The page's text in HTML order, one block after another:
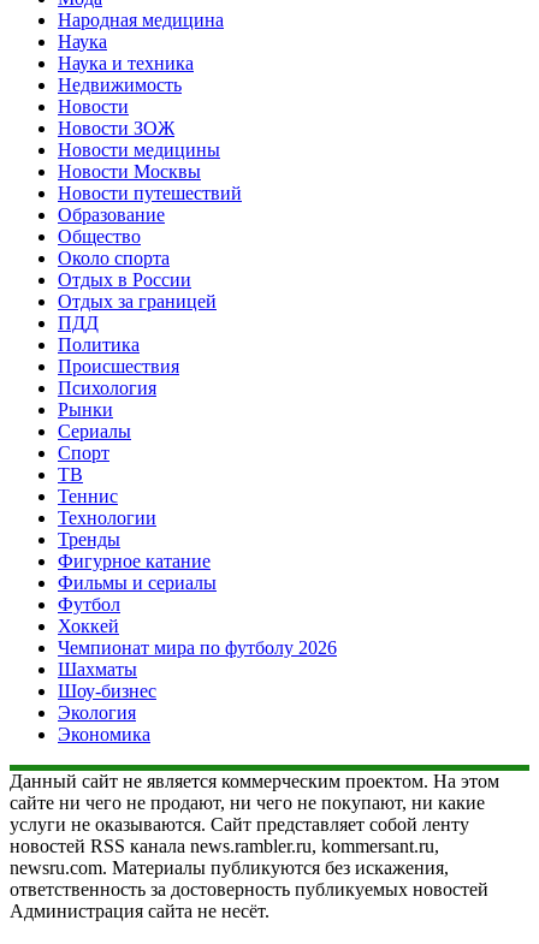
Народная медицина
Наука
Наука и техника
Недвижимость
Новости
Новости ЗОЖ
Новости медицины
Новости Москвы
Новости путешествий
Образование
Общество
Около спорта
Отдых в России
Отдых за границей
ПДД
Политика
Происшествия
Психология
Рынки
Сериалы
Спорт
ТВ
Теннис
Технологии
Тренды
Фигурное катание
Фильмы и сериалы
Футбол
Хоккей
Чемпионат мира по футболу 2026
Шахматы
Шоу-бизнес
Экология
Экономика
Данный сайт не является коммерческим проектом. На этом
сайте ни чего не продают, ни чего не покупают, ни какие
услуги не оказываются. Сайт представляет собой ленту
новостей RSS канала news.rambler.ru, kommersant.ru,
newsru.com. Материалы публикуются без искажения,
ответственность за достоверность публикуемых новостей
Администрация сайта не несёт.